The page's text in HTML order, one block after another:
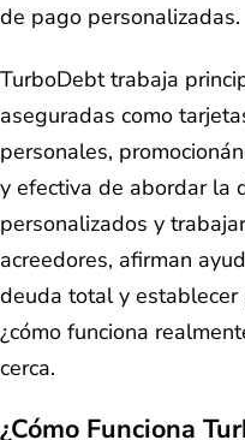
de pago personalizadas.
TurboDebt trabaja
aseguradas como
personales,
y efectiva de abordar la
personalizados y
acreedores, afirman
deuda total y establecer
¿cómo funciona
cerca.
¿Cómo Funciona